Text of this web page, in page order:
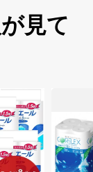
見て